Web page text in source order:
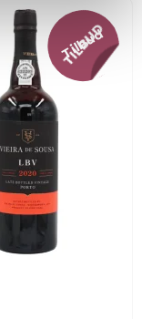
Tilbud